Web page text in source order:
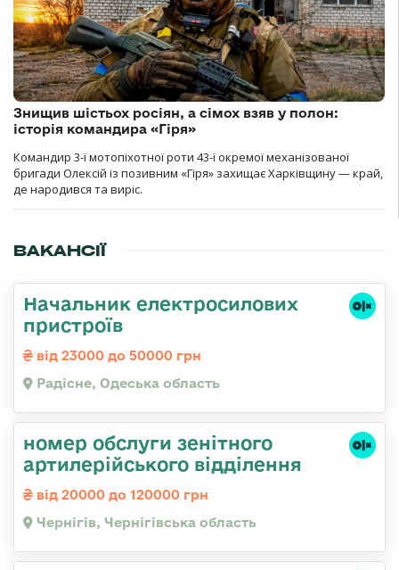
Знищив шістьох росіян, а сімох взяв у полон:
історія командира «Гіря»
Командир 3-ї мотопіхотної роти 43-ї окремої механізованої
бригади Олексій із позивним «Гіря» захищає Харківщину — край,
де народився та виріс.
ВАКАНСІЇ
Начальник електросилових
пристроїв
від 23000 до 50000 грн
Радісне, Одеська область
номер обслуги зенітного
артилерійського відділення
від 20000 до 120000 грн
Чернігів, Чернігівська область